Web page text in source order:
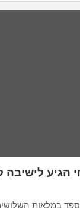
הגיע לישיבה
במלאות